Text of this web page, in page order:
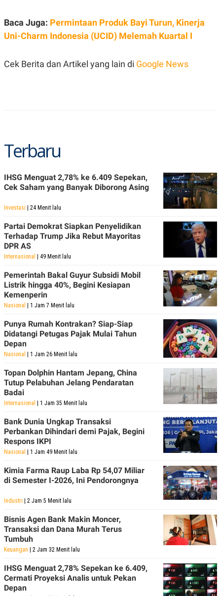
Baca Juga: Permintaan Produk Bayi Turun, Kinerja
Uni-Charm Indonesia (UCID) Melemah Kuartal I
Cek Berita dan Artikel yang lain di Google News
Terbaru
IHSG Menguat 2,78% ke 6.409 Sepekan,
Cek Saham yang Banyak Diborong Asing
Investasi | 24 Menit lalu
Partai Demokrat Siapkan Penyelidikan
Terhadap Trump Jika Rebut Mayoritas
DPR AS
Internasional | 49 Menit lalu
Pemerintah Bakal Guyur Subsidi Mobil
Listrik hingga 40%, Begini Kesiapan
Kemenperin
Nasional | 1 Jam 7 Menit lalu
Punya Rumah Kontrakan? Siap-Siap
Didatangi Petugas Pajak Mulai Tahun
Depan
Nasional | 1 Jam 26 Menit lalu
Topan Dolphin Hantam Jepang, China
Tutup Pelabuhan Jelang Pendaratan
Badai
Internasional | 1 Jam 35 Menit lalu
Bank Dunia Ungkap Transaksi
Perbankan Dihindari demi Pajak, Begini
Respons IKPI
Nasional | 1 Jam 49 Menit lalu
Kimia Farma Raup Laba Rp 54,07 Miliar
di Semester I-2026, Ini Pendorongnya
Industri | 2 Jam 5 Menit lalu
Bisnis Agen Bank Makin Moncer,
Transaksi dan Dana Murah Terus
Tumbuh
Keuangan | 2 Jam 32 Menit lalu
IHSG Menguat 2,78% Sepekan ke 6.409,
Cermati Proyeksi Analis untuk Pekan
Depan